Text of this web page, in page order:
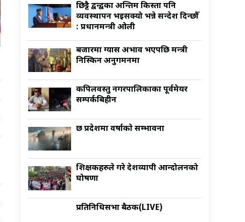
छिट्टै द्वन्द्वका अन्तिम किस्ता पनि
व्यवस्थापन भइसक्यो भन्ने सन्देश दिन्छौँ
: प्रधानमन्त्री ओली
बजारमा ग्यास अभाव भएपछि मन्त्री
निस्किन अनुगमनमा
कपिलवस्तु नगरपालिकाका पूर्वमेयर
सम्पर्कबिहीन
छ प्रदेशमा वर्षाकाे सम्भावना
शिक्षकहरुले गरे देशव्यापी आन्दोलनको
घोषणा
प्रतिनिधिसभा बैठक(LIVE)